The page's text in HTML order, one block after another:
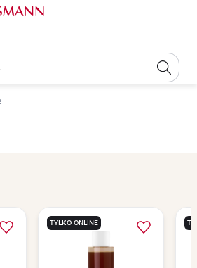
TYLKO ONLINE